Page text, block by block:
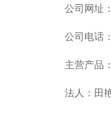
公司网址：
公司电话：
主营产品：
法人： 田